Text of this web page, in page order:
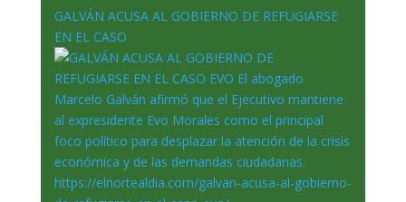
GALVÁN ACUSA AL GOBIERNO DE REFUGIARSE
EN EL CASO